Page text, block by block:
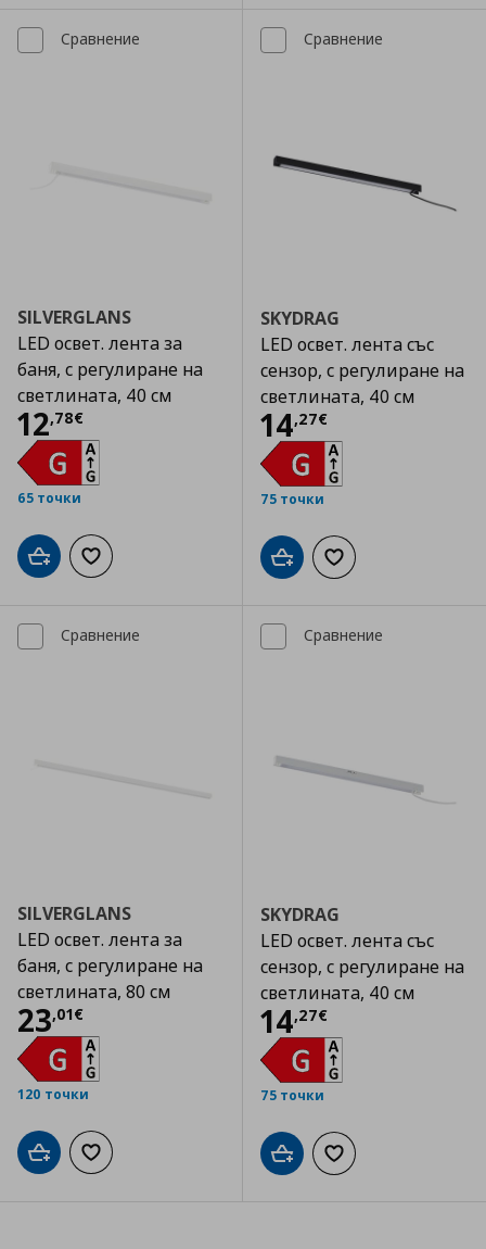
Сравнение
SILVERGLANS
LED освет. лента за
баня, с регулиране на
светлината, 40 см
12,78€
Цена
65 точки
Добави в кошницата
Добави към списъка с любими
Сравнение
SKYDRAG
LED освет. лента със
сензор, с регулиране на
светлината, 40 см
14,27€
Цена
75 точки
Добави в кошницата
Добави към
Сравнение
SILVERGLANS
LED освет. лента за
баня, с регулиране на
светлината, 80 см
23,01€
Цена
120 точки
Добави в кошницата
Добави към списъка с любими
Сравнение
SKYDRAG
LED освет. лента със
сензор, с регулиране на
светлината, 40 см
14,27€
Цена
75 точки
Добави в кошницата
Добави към